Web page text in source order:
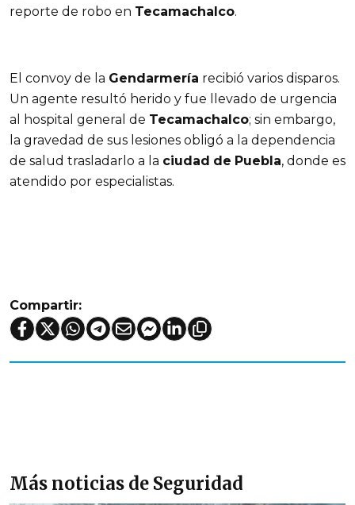
reporte de robo en Tecamachalco.
El convoy de la Gendarmería recibió varios disparos.
Un agente resultó herido y fue llevado de urgencia
al hospital general de Tecamachalco; sin embargo,
la gravedad de sus lesiones obligó a la dependencia
de salud trasladarlo a la ciudad de Puebla, donde es
atendido por especialistas.
Compartir:
Más noticias de Seguridad